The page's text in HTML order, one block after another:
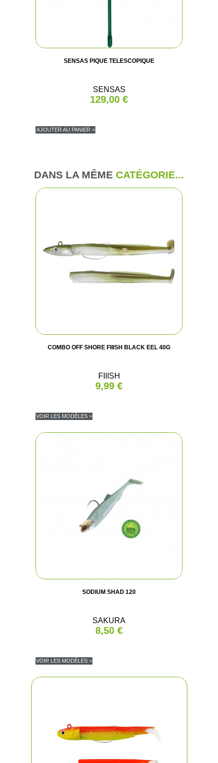
SENSAS PIQUE TELESCOPIQUE
SENSAS
129,00 €
AJOUTER AU PANIER >
DANS LA MÊME CATÉGORIE...
COMBO OFF SHORE FIIISH BLACK EEL 40G
FIIISH
9,99 €
VOIR LES MODÈLES >
SODIUM SHAD 120
SAKURA
8,50 €
VOIR LES MODÈLES >